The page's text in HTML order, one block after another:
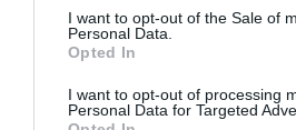
consent section.
I want to opt-out of the Sale of
Personal Data.
Opted In
I want to opt-out of processing
Personal Data for Targeted
Λόγω της οργανικής της σύνθεσης, τα
ξεπλένονται με τα ποτίσματα.
ρίζα, η οποία τα απορροφά όταν τα έχει